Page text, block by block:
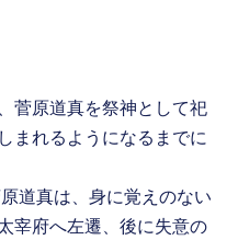
菅原道真を祭神として祀
まれるようになるまでに
道真は、身に覚えのない
宰府へ左遷、後に失意の